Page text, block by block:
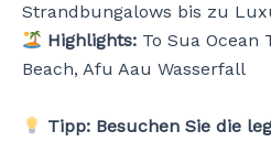
Strandbungalows bis zu
Highlights: To Sua Ocean
Beach, Afu Aau Wasserfall
Tipp: Besuchen Sie die